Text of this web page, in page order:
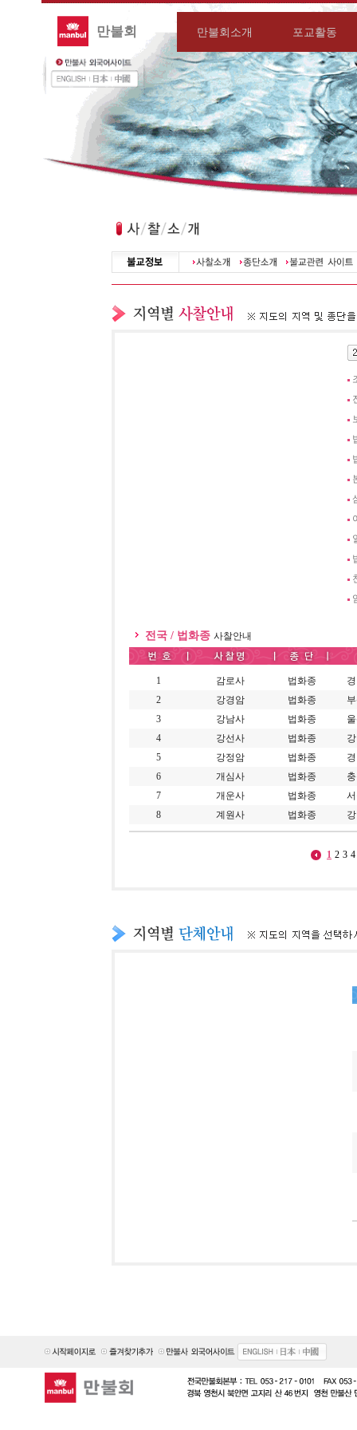
만불회 만불회소개 포교활동
전국 / 법화종 사찰안내
1 감로사 법화종
2
강경암 법화종
3
강남사 법화종
4
강선사 법화종
5
강정암 법화종
6
개심사 법화종
7
개운사 법화종
8
계원사 법화종
1 2 3 4